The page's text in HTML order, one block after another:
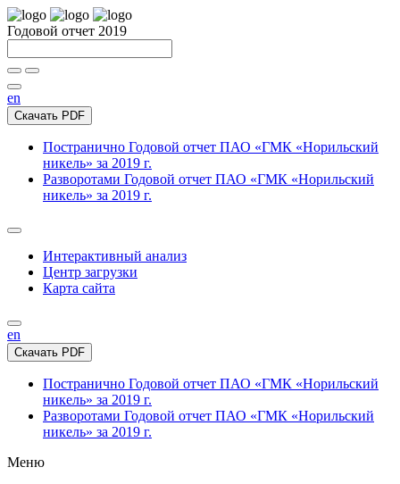
Годовой отчет 2019
en
Скачать PDF
Постранично Годовой отчет ПАО «ГМК «Норильский
никель» за 2019 г.
Разворотами Годовой отчет ПАО «ГМК «Норильский
никель» за 2019 г.
Интерактивный анализ
Центр загрузки
Карта сайта
en
Скачать PDF
Постранично Годовой отчет ПАО «ГМК «Норильский
никель» за 2019 г.
Разворотами Годовой отчет ПАО «ГМК «Норильский
никель» за 2019 г.
Меню